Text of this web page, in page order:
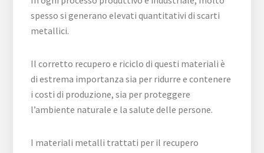
spesso si generano elevati quantitativi di scarti
metallici.
Il corretto recupero e riciclo di questi materiali è
di estrema importanza sia per ridurre e contenere
i costi di produzione, sia per proteggere
l’ambiente naturale e la salute delle persone.
I materiali metalli trattati per il recupero